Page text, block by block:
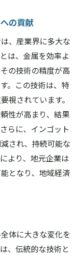
の貢献
、産業界に多大な
は、金属を効率よ
の技術の精度が高
。この技術は、特
視されています。
性が高まり、結果
らに、インゴット
され、持続可能な
より、地元企業は
となり、地域経済
体に大きな変化を
、伝統的な技術と